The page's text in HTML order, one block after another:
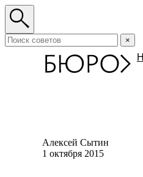
×
Алексей Сытин
1 октября 2015